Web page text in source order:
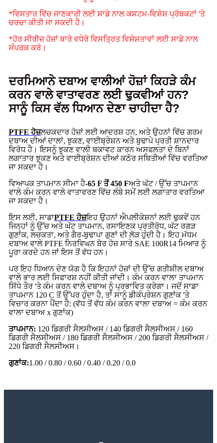
*ਵਿਸਤਾਰ ਵਿੱਚ ਜਾਣਕਾਰੀ ਲਈ ਸਾਡੇ ਨਾਲ ਕਸਟਮ-ਵਿਸ਼ੇਸ਼ ਪ੍ਰੋਬਕਟਾਂ 'ਤੇ
ਚਰਚਾ ਕੀਤੀ ਜਾ ਸਕਦੀ ਹੈ।
*ਹੋਰ ਸੀਰੀਜ਼ ਹੋਜ਼ਾਂ ਬਾਰੇ ਵਧੇਰੇ ਵਿਸਤ੍ਰਿਤ ਵਿਸ਼ੇਸ਼ਤਾਵਾਂ ਲਈ ਸਾਡੇ ਨਾਲ
ਸੰਪਰਕ ਕਰੋ।
ਦਰਮਿਆਨੇ ਦਬਾਅ ਵਾਲੀਆਂ ਹੋਜ਼ਾਂ ਕਿਹੜੇ ਕੰਮ
ਕਰਨ ਵਾਲੇ ਵਾਤਾਵਰਣ ਲਈ ਢੁਕਵੀਆਂ ਹਨ?
ਸਾਨੂੰ ਕਿਸ ਵੱਲ ਧਿਆਨ ਦੇਣਾ ਚਾਹੀਦਾ ਹੈ?
PTFE ਹੋਜ਼ਲਚਕਦਾਰ ਹੋਜ਼ਾਂ ਲਈ ਆਦਰਸ਼ ਹਨ, ਅਤੇ ਉਹਨਾਂ ਵਿੱਚ ਗਰਮ
ਦਬਾਅ ਦੀਆਂ ਦਾਲਾਂ, ਝੁਕਣ, ਵਾਈਬ੍ਰੇਸ਼ਨ ਅਤੇ ਬੁਢਾਪੇ ਪ੍ਰਤੀ ਸ਼ਾਨਦਾਰ
ਵਿਰੋਧ ਹੈ। ਇਸਨੂੰ ਝੁਕਣ ਵਾਲੀ ਥਕਾਵਟ ਕਾਰਨ ਅਸਫਲਤਾ ਦੇ ਬਿਨਾਂ
ਲਗਾਤਾਰ ਝੁਕਣ ਅਤੇ ਵਾਈਬ੍ਰੇਸ਼ਨ ਦੀਆਂ ਕਠੋਰ ਸਥਿਤੀਆਂ ਵਿੱਚ ਵਰਤਿਆ
ਜਾ ਸਕਦਾ ਹੈ।
ਵਿਆਪਕ ਤਾਪਮਾਨ ਸੀਮਾ ਹੈ-65 F ਤੋਂ 450 Fਅਤੇ ਘੱਟ / ਉੱਚ ਤਾਪਮਾਨ
ਵਾਲੇ ਕੰਮ ਕਰਨ ਵਾਲੇ ਵਾਤਾਵਰਣ ਵਿੱਚ ਲੰਬੇ ਸਮੇਂ ਲਈ ਲਗਾਤਾਰ ਵਰਤਿਆ
ਜਾ ਸਕਦਾ ਹੈ।
ਇਸ ਲਈ, ਸਾਡਾPTFE ਹੋਜ਼ਇਹ ਉਹਨਾਂ ਐਪਲੀਕੇਸ਼ਨਾਂ ਲਈ ਢੁਕਵੇਂ ਹਨ
ਜਿਨ੍ਹਾਂ ਨੂੰ ਉੱਚ ਅਤੇ ਘੱਟ ਤਾਪਮਾਨ, ਰਸਾਇਣਕ ਪ੍ਰਤੀਰੋਧ, ਘੱਟ ਰਗੜ
ਗੁਣਾਂਕ, ਲਚਕਤਾ, ਅਤੇ ਗੈਰ-ਬੁਢਾਪਾ ਗੁਣਾਂ ਦੀ ਲੋੜ ਹੁੰਦੀ ਹੈ। ਇਹ ਮੱਧਮ
ਦਬਾਅ ਵਾਲੇ PTFE ਨਿਰਵਿਘਨ ਬੋਰ ਹੋਜ਼ ਸਾਰੇ SAE 100R14 ਮਿਆਰ ਨੂੰ
ਪੂਰਾ ਕਰਦੇ ਹਨ ਜਾਂ ਇਸ ਤੋਂ ਵੱਧ ਹਨ।
ਪਰ ਇਹ ਧਿਆਨ ਦੇਣ ਯੋਗ ਹੈ ਕਿ ਇਹਨਾਂ ਹੋਜ਼ਾਂ ਦੀ ਉੱਚ ਗਤੀਸ਼ੀਲ ਦਬਾਅ
ਵਾਲੇ ਭਾਰ ਲਈ ਸਿਫਾਰਸ਼ ਨਹੀਂ ਕੀਤੀ ਜਾਂਦੀ। ਕੰਮ ਕਰਨ ਵਾਲਾ ਤਾਪਮਾਨ
ਸਿੱਧੇ ਤੌਰ 'ਤੇ ਕੰਮ ਕਰਨ ਵਾਲੇ ਦਬਾਅ ਨੂੰ ਪ੍ਰਭਾਵਿਤ ਕਰੇਗਾ। ਜਦੋਂ ਸਾਡਾ
ਤਾਪਮਾਨ 120 C ਤੋਂ ਉੱਪਰ ਹੁੰਦਾ ਹੈ, ਤਾਂ ਸਾਨੂੰ ਡੀਕੰਪ੍ਰੇਸ਼ਨ ਗੁਣਾਂਕ 'ਤੇ
ਵਿਚਾਰ ਕਰਨਾ ਪੈਂਦਾ ਹੈ: (ਵੱਧ ਤੋਂ ਵੱਧ ਕੰਮ ਕਰਨ ਵਾਲਾ ਦਬਾਅ = ਕੰਮ ਕਰਨ
ਵਾਲਾ ਦਬਾਅ x ਗੁਣਾਂਕ)
ਤਾਪਮਾਨ: 120 ਡਿਗਰੀ ਸੈਲਸੀਅਸ / 140 ਡਿਗਰੀ ਸੈਲਸੀਅਸ / 160
ਡਿਗਰੀ ਸੈਲਸੀਅਸ / 180 ਡਿਗਰੀ ਸੈਲਸੀਅਸ / 200 ਡਿਗਰੀ ਸੈਲਸੀਅਸ /
220 ਡਿਗਰੀ ਸੈਲਸੀਅਸ।
ਗੁਣਾਂਕ:1.00 / 0.80 / 0.60 / 0.40 / 0.20 / 0.0